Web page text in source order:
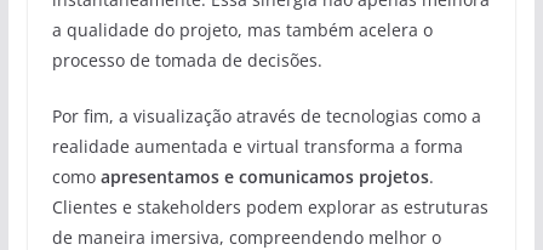
a qualidade do projeto, mas também acelera o
processo de tomada de decisões.
Por fim, a visualização através de tecnologias como a
realidade aumentada e virtual transforma a forma
como apresentamos e comunicamos projetos.
Clientes e stakeholders podem explorar as estruturas
de maneira imersiva, compreendendo melhor o